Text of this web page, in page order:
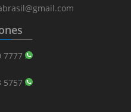
_______
7777
5757